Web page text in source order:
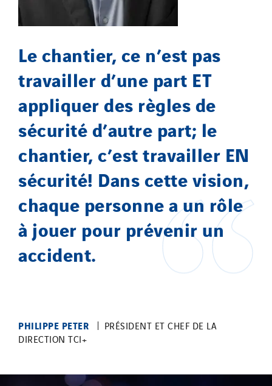
Le chantier, ce n’est pas
travailler d’une part ET
appliquer des règles de
sécurité d’autre part; le
chantier, c’est travailler EN
sécurité! Dans cette vision,
chaque personne a un rôle
à jouer pour prévenir un
accident.
PHILIPPE PETER
PRÉSIDENT ET CHEF DE LA
DIRECTION TCI+